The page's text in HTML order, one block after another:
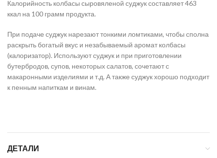
Калорийность колбасы сыровяленой суджук составляет 463
ккал на 100 грамм продукта.
При подаче суджук нарезают тонкими ломтиками, чтобы сполна
раскрыть богатый вкус и незабываемый аромат колбасы
(калоризатор). Используют суджук и при приготовлении
бутербродов, супов, некоторых салатов, сочетают с
макаронными изделиями и т.д. А также суджук хорошо подходит
к пенным напиткам и винам.
ДЕТАЛИ